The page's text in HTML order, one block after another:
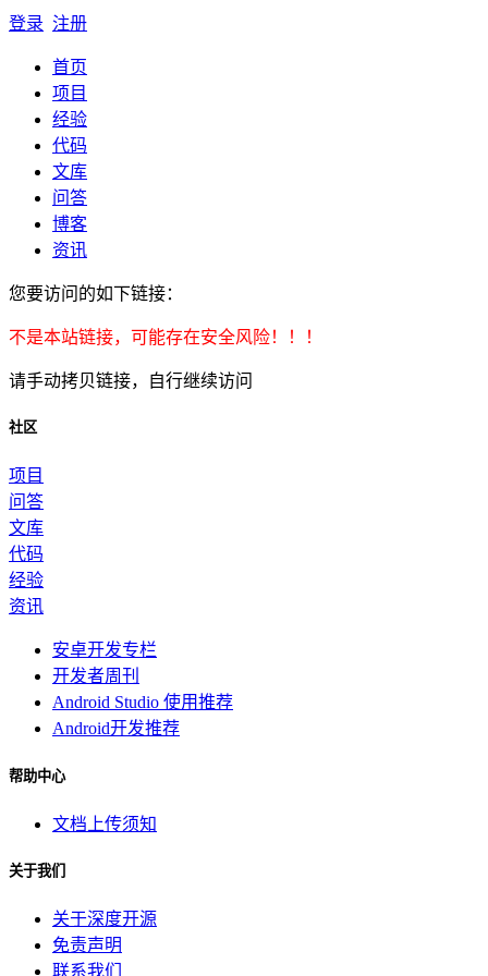
登录 注册
首页
项目
经验
代码
文库
问答
博客
资讯
您要访问的如下链接：
不是本站链接，可能存在安全风险！！！
请手动拷贝链接，自行继续访问
社区
项目
问答
文库
代码
经验
资讯
安卓开发专栏
开发者周刊
Android Studio 使用推荐
Android开发推荐
帮助中心
文档上传须知
关于我们
关于深度开源
免责声明
联系我们